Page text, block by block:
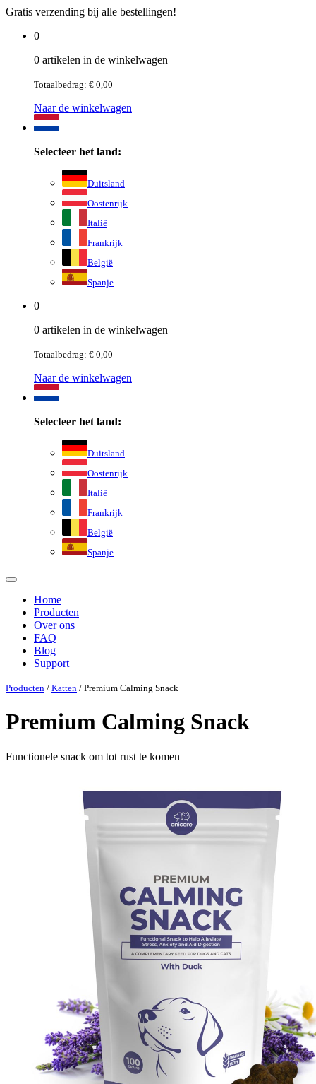
Gratis verzending bij alle bestellingen!
0
0 artikelen in de winkelwagen
Totaalbedrag: € 0,00
Naar de winkelwagen
Selecteer het land:
Duitsland
Oostenrijk
Italië
Frankrijk
België
Spanje
0
0 artikelen in de winkelwagen
Totaalbedrag: € 0,00
Naar de winkelwagen
Selecteer het land:
Duitsland
Oostenrijk
Italië
Frankrijk
België
Spanje
Home
Producten
Over ons
FAQ
Blog
Support
Producten / Katten / Premium Calming Snack
Premium Calming Snack
Functionele snack om tot rust te komen